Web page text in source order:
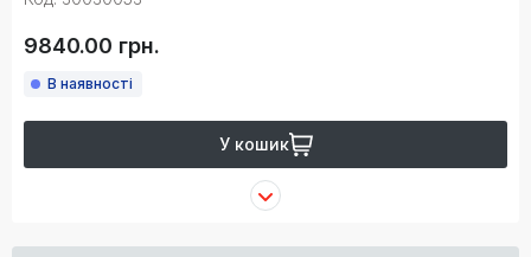
9840.00 грн.
В наявності
У кошик